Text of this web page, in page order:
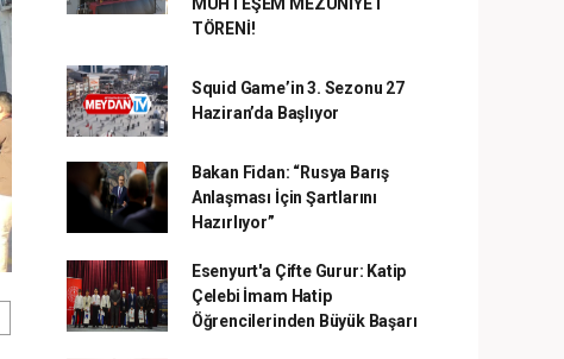
TÖRENİ!
Squid Game’in 3. Sezonu 27
Haziran’da Başlıyor
Bakan Fidan: “Rusya Barış
Anlaşması İçin Şartlarını
Hazırlıyor”
Esenyurt'a Çifte Gurur: Katip
Çelebi İmam Hatip
Öğrencilerinden Büyük Başarı